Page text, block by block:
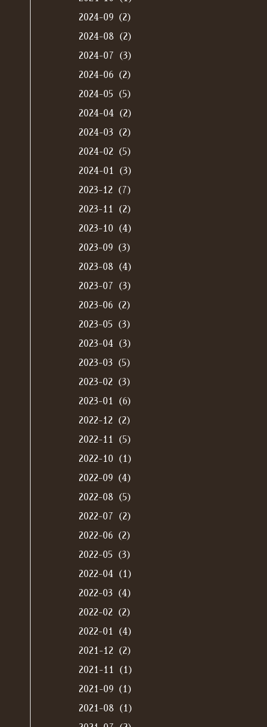
2024-09（2）
2024-08（2）
2024-07（3）
2024-06（2）
2024-05（5）
2024-04（2）
2024-03（2）
2024-02（5）
2024-01（3）
2023-12（7）
2023-11（2）
2023-10（4）
2023-09（3）
2023-08（4）
2023-07（3）
2023-06（2）
2023-05（3）
2023-04（3）
2023-03（5）
2023-02（3）
2023-01（6）
2022-12（2）
2022-11（5）
2022-10（1）
2022-09（4）
2022-08（5）
2022-07（2）
2022-06（2）
2022-05（3）
2022-04（1）
2022-03（4）
2022-02（2）
2022-01（4）
2021-12（2）
2021-11（1）
2021-09（1）
2021-08（1）